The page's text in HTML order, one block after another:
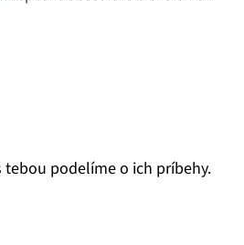
tebou podelíme o ich príbehy.